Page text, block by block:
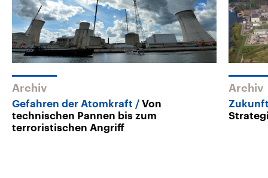
Archiv
Gefahren der Atomkraft
Von
technischen Pannen bis zum
terroristischen Angriff
Archiv